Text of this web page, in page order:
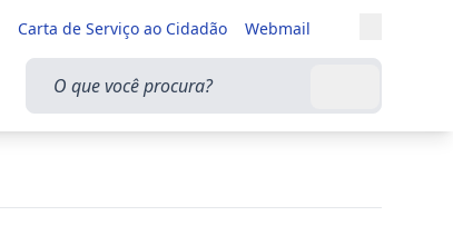
Carta de Serviço ao Cidadão Webmail
Alternar
O que você procura?
Buscar